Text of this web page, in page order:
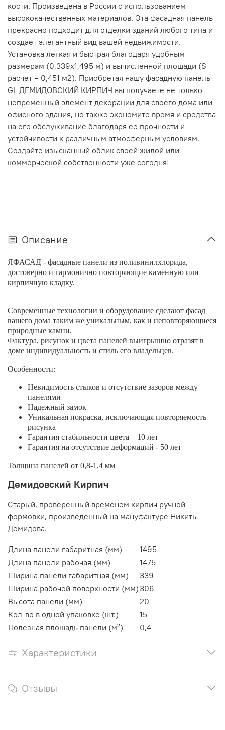
кости. Произведена в России с использованием
высококачественных материалов. Эта фасадная панель
прекрасно подходит для отделки зданий любого типа и
создает элегантный вид вашей недвижимости.
Установка легкая и быстрая благодаря удобным
размерам (0,339х1,495 м) и вычисленной площади (S
расчет = 0,451 м2). Приобретая нашу фасадную панель
GL ДЕМИДОВСКИЙ КИРПИЧ вы получаете не только
непременный элемент декорации для своего дома или
офисного здания, но также экономите время и средства
на его обслуживание благодаря ее прочности и
устойчивости к различным атмосферным условиям.
Создайте изысканный облик своей жилой или
коммерческой собственности уже сегодня!
Описание
ЯФАСАД - фасадные панели из поливинилхлорида,
достоверно и гармонично повторяющие каменную или
кирпичную кладку.
Современные технологии и оборудование сделают фасад
вашего дома таким же уникальным, как и неповторяющиеся
природные камни.
Фактура, рисунок и цвета панелей выигрышно отразят в
доме индивидуальность и стиль его владельцев.
Особенности:
Невидимость стыков и отсутствие зазоров между
панелями
Надежный замок
Уникальная покраска, исключающая повторяемость
рисунка
Гарантия стабильности цвета – 10 лет
Гарантия на отсутствие деформаций - 50 лет
Толщина панелей от 0,8-1,4 мм
Демидовский Кирпич
Старый, проверенный временем кирпич ручной
формовки, произведенный на мануфактуре Никиты
Демидова.
Длина панели габаритная (мм)
1495
Длина панели рабочая (мм)
1475
Ширина панели габаритная (мм)
339
Ширина рабочей поверхности (мм) 306
Высота панели (мм)
20
Кол-во в одной упаковке (шт.)
15
Полезная площадь панели (м²)
0,4
Характеристики
Отзывы